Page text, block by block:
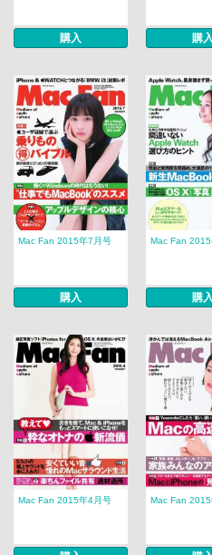
購入 購入
Mac Fan 2015年7月号
購入
Mac Fan
購入
Mac Fan 2015年4月号 Mac Fan